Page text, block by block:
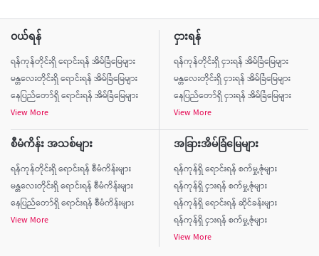
ဝယ်ရန်
ရန်ကုန်တိုင်းရှိ ရောင်းရန် အိမ်ခြံမြေများ
မန္တလေးတိုင်းရှိ ရောင်းရန် အိမ်ခြံမြေများ
နေပြည်တော်ရှိ ရောင်းရန် အိမ်ခြံမြေများ
View More
ငှားရန်
ရန်ကုန်တိုင်းရှိ ငှားရန် အိမ်ခြံမြေများ
မန္တလေးတိုင်းရှိ ငှားရန် အိမ်ခြံမြေများ
နေပြည်တော်ရှိ ငှားရန် အိမ်ခြံမြေများ
View More
စီမံကိန်း အသစ်များ
ရန်ကုန်တိုင်းရှိ ရောင်းရန် စီမံကိန်းများ
မန္တလေးတိုင်းရှိ ရောင်းရန် စီမံကိန်းများ
နေပြည်တော်ရှိ ရောင်းရန် စီမံကိန်းများ
View More
အခြားအိမ်ခြံမြေများ
ရန်ကုန်ရှိ ရောင်းရန် စက်မှု့ဇုံများ
ရန်ကုန်ရှိ ငှားရန် စက်မှု့ဇုံများ
ရန်ကုန်ရှိ ရောင်းရန် ဆိုင်ခန်းများ
ရန်ကုန်ရှိ ငှားရန် စက်မှု့ဇုံများ
View More